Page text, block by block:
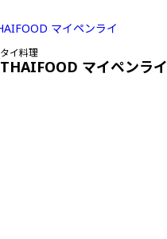
タイ料理
THAIFOOD マイペンライ